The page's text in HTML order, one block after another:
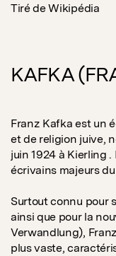
Tiré de Wikipédia
KAFKA
Franz Kafka est un
et de religion juive,
juin 1924 à Kierling
écrivains majeurs
Surtout connu pour
ainsi que pour la
Verwandlung),
plus vaste,